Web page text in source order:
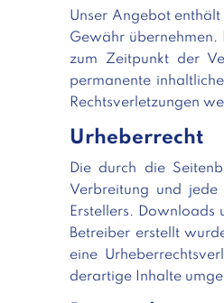
Unser Angebot
Gewähr übernehmen.
zum Zeitpunkt der
permanente
Rechtsverletzungen
Urheberrecht
Die durch die
Verbreitung und
Erstellers.
Betreiber erstellt
eine
derartige Inhalte